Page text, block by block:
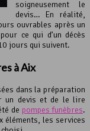
soigneusement le
devis… En réalité,
ouvrables après un
ce qui d’un décès
jours qui suivent.
à Aix
dans la préparation
un devis et de le lire
de pompes funèbres.
éléments, les services